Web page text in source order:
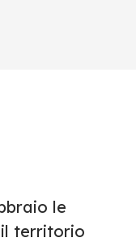
le
il territorio